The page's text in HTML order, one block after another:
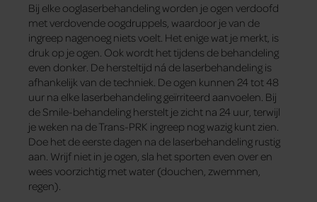
Bij elke ooglaserbehandeling worden je ogen verdoofd
met verdovende oogdruppels, waardoor je van de
ingreep nagenoeg niets voelt. Het enige wat je merkt, is
druk op je ogen. Ook wordt het tijdens de behandeling
even donker. De hersteltijd ná de laserbehandeling is
afhankelijk van de techniek. De ogen kunnen 24 tot 48
uur na elke laserbehandeling geïrriteerd aanvoelen. Bij
de Smile-behandeling herstelt je zicht na 24 uur, terwijl
je weken na de Trans-PRK ingreep nog wazig kunt zien.
Doe het de eerste dagen na de laserbehandeling rustig
aan. Wrijf niet in je ogen, sla het sporten even over en
wees voorzichtig met water (douchen, zwemmen,
regen).